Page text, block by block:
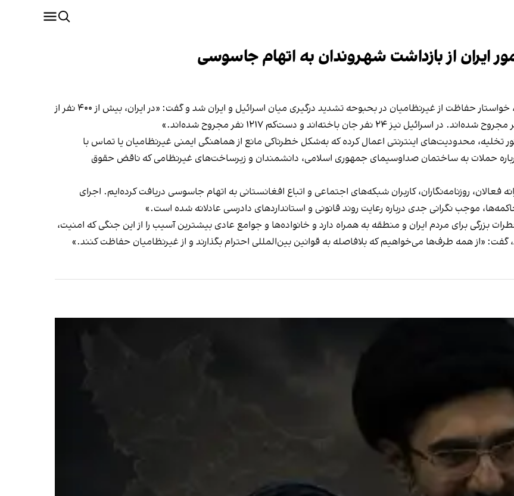
ایران از بازداشت شهروندان به اتهام جاسوسی
مای ساتو، گزارشگر ویژه سازمان ملل در امور حقوق بشر ایران، خواستار حفاظت از غیرنظامیان در بحبوحه تشدید درگیری میان اسرائیل و ایران شد و گفت: «در ایران، بیش از ۴۰۰ نفر از
تخلیه، محدودیت‌های اینترنتی اعمال کرده که به‌شکل خطرناکی مانع از هماهنگی ایمنی غیرنظامیان یا تماس با
حملات به ساختمان صداوسیمای جمهوری اسلامی، دانشمندان و زیرساخت‌های غیرنظامی که ناقض حقوق
فعالان، روزنامه‌نگاران، کاربران شبکه‌های اجتماعی و اتباع افغانستانی به اتهام جاسوسی دریافت کرده‌ایم. اجرای
موجب نگرانی جدی درباره رعایت روند قانونی و استانداردهای دادرسی عادلانه شده است.»
بزرگی برای مردم ایران و منطقه به همراه دارد و خانواده‌ها و جوامع عادی بیشترین آسیب را از این جنگی که امنیت،
«از همه طرف‌ها می‌خواهیم که بلافاصله به قوانین بین‌المللی احترام بگذارند و از غیرنظامیان حفاظت کنند.»